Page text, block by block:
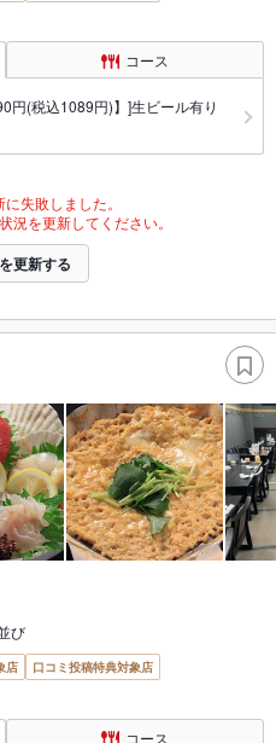
コース
円(税込1089円)】]生ビール有り
失敗しました。
況を更新してください。
更新する
び
店
口コミ投稿特典対象店
コース